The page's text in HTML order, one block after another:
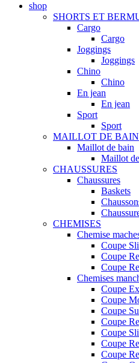
shop
SHORTS ET
Cargo
Cargo
Joggings
Joggings
Chino
Chino
En jean
En jean
Sport
Sport
MAILLOT DE BAIN
Maillot de bain
Maillot
CHAUSSURES
Chaussures
Baskets
CHEMISES
Chemise
Coupe
Coupe
Coupe
Chemises
Coupe
Coupe
Coupe
Coupe
Coupe
Coupe
Coupe